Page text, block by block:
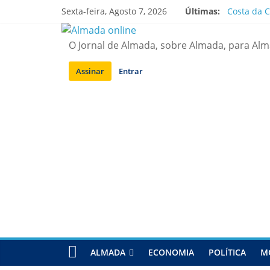
Sexta-feira, Agosto 7, 2026 Últimas:
Costa da
Ponte 25
O Jornal de Almada, sobre Almada, para
Assinar Entrar
ALMADA ECONOMIA POLÍTICA